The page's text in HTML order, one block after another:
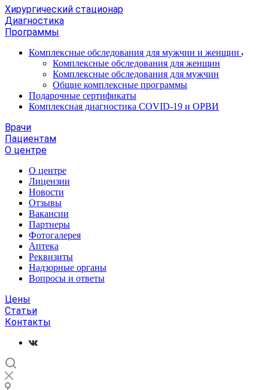
Хирургический стационар
Диагностика
Программы
Комплексные обследования для мужчин и женщин
Комплексные обследования для женщин
Комплексные обследования для мужчин
Общие комплексные программы
Подарочные сертификаты
Комплексная диагностика COVID-19 и ОРВИ
Врачи
Пациентам
О центре
О центре
Лицензии
Новости
Отзывы
Вакансии
Партнеры
Фотогалерея
Аптека
Реквизиты
Надзорные органы
Вопросы и ответы
Цены
Статьи
Контакты